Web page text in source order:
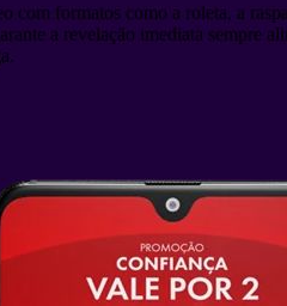
com formatos como a roleta, a
a revelação imediata